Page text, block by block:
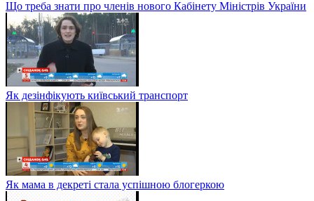
Що треба знати про членів нового Кабінету Міністрів України
Як дезінфікують київський транспорт
Як мама в декреті стала успішною блогеркою